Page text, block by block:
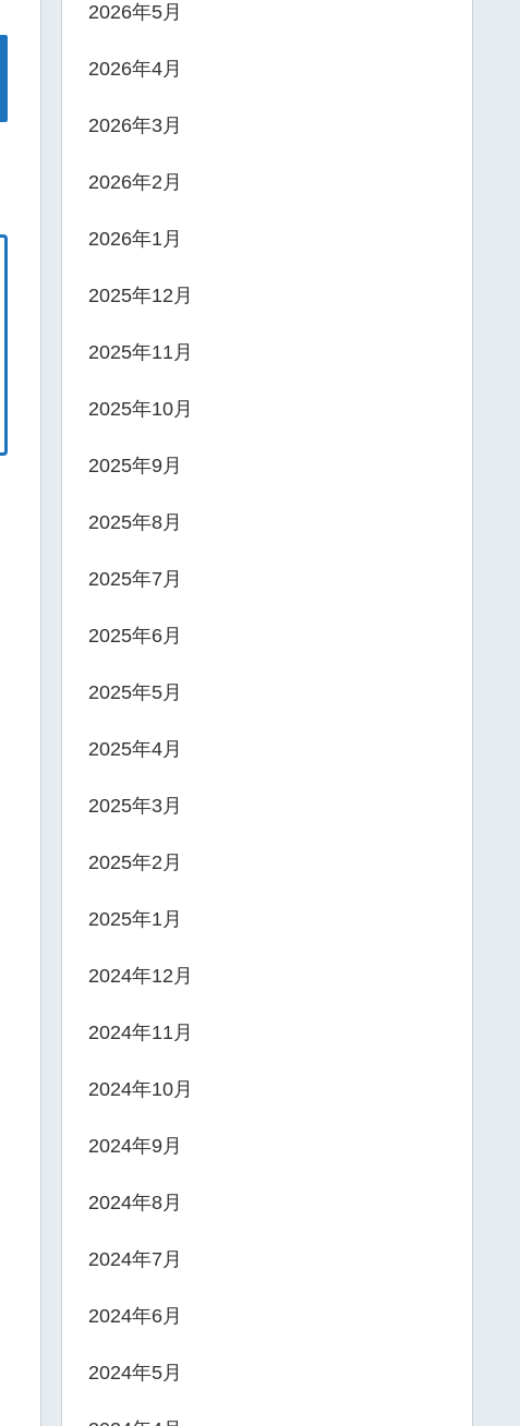
2026年5月
2026年4月
2026年3月
2026年2月
2026年1月
2025年12月
2025年11月
2025年10月
2025年9月
2025年8月
2025年7月
2025年6月
2025年5月
2025年4月
2025年3月
2025年2月
2025年1月
2024年12月
2024年11月
2024年10月
2024年9月
2024年8月
2024年7月
2024年6月
2024年5月